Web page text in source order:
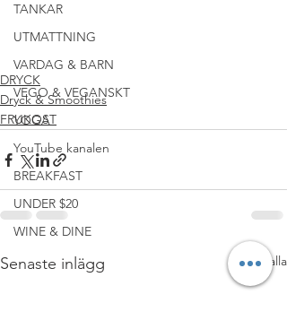
TANKAR
UTMATTNING
VARDAG & BARN
VEGO & VEGANSKT
YOGA
YouTube kanalen
BREAKFAST
UNDER $20
WINE & DINE
#SOCKERFRITT
#JUICEampSHOTS
#RECEPT #VEGANSK
DRYCK
Dryck & Smoothies
FRUKOST
Senaste inlägg Visa alla